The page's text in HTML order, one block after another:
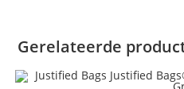
Gerelateerde